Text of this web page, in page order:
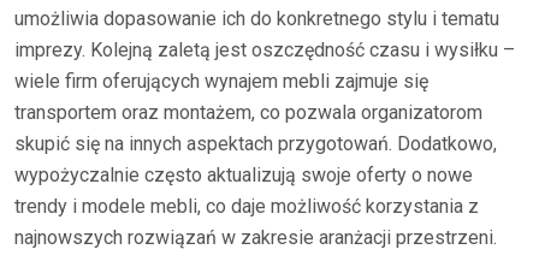
umożliwia dopasowanie ich do konkretnego stylu i tematu
imprezy. Kolejną zaletą jest oszczędność czasu i wysiłku –
wiele firm oferujących wynajem mebli zajmuje się
transportem oraz montażem, co pozwala organizatorom
skupić się na innych aspektach przygotowań. Dodatkowo,
wypożyczalnie często aktualizują swoje oferty o nowe
trendy i modele mebli, co daje możliwość korzystania z
najnowszych rozwiązań w zakresie aranżacji przestrzeni.